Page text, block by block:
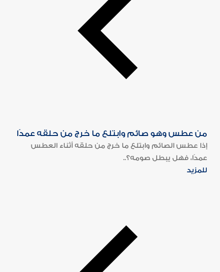
من عطس وهو صائم وابتلع ما خرج من حلقه عمدًا
إذا عطس الصائم وابتلع ما خرج من حلقه أثناء العطس
عمدًا، فهل يبطل صومه؟..
للمزيد